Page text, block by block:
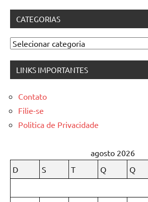
CATEGORIAS
Categorias
LINKS IMPORTANTES
Contato
Filie-se
Politica de Privacidade
agosto 2026
D
S T Q Q